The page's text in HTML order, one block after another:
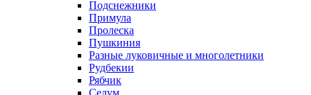
Подснежники
Примула
Пролеска
Пушкиния
Разные луковичные и многолетники
Рудбекии
Рябчик
Седум